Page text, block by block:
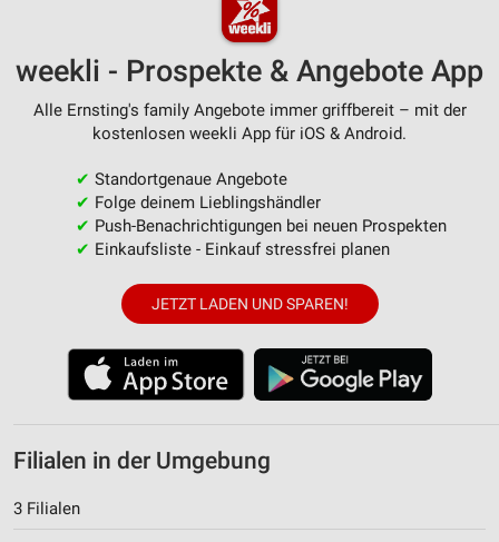
weekli - Prospekte & Angebote App
Alle Ernsting's family Angebote immer griffbereit – mit der
kostenlosen weekli App für iOS & Android.
✔ Standortgenaue Angebote
✔ Folge deinem Lieblingshändler
✔ Push-Benachrichtigungen bei neuen Prospekten
✔ Einkaufsliste - Einkauf stressfrei planen
JETZT LADEN UND SPAREN!
Filialen in der Umgebung
3 Filialen